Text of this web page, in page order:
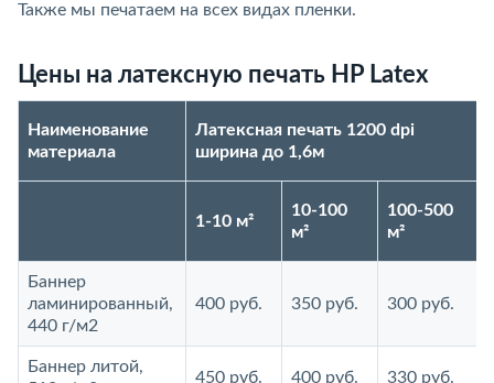
Также мы печатаем на всех видах пленки.
Цены на латексную печать HP Latex
Наименование
материала
Латексная печать 1200 dpi
ширина до 1,6м
1-10 м²
10-100
м²
100-500
м²
Баннер
ламинированный,
440 г/м2
400 руб. 350 руб. 300 руб.
Баннер литой,
450 руб. 400 руб. 330 руб.